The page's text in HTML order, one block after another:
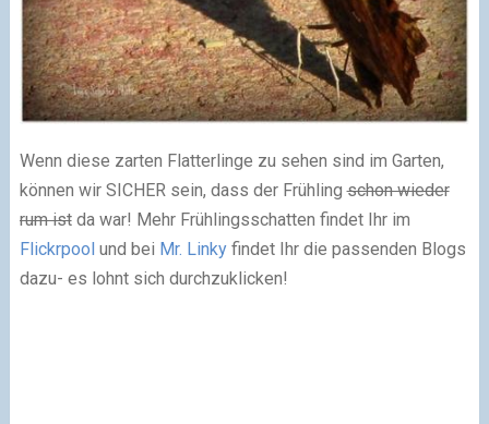
Wenn diese zarten Flatterlinge zu sehen sind im Garten,
können wir SICHER sein, dass der Frühlingschon wieder
rum istda war! Mehr Frühlingsschatten findet Ihr im
Flickrpool und bei Mr. Linkyfindet Ihr die passenden Blogs
dazu- es lohnt sich durchzuklicken!